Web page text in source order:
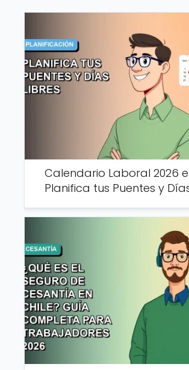
Calendario Laboral 2026
Planifica tus Puentes y